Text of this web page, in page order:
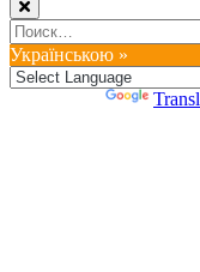
Найти:
Українською »